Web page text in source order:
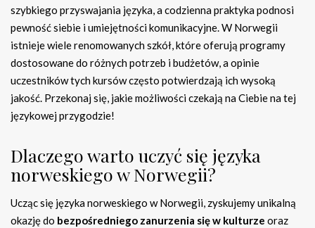
szybkiego przyswajania języka, a codzienna praktyka podnosi
pewność siebie i umiejętności komunikacyjne. W Norwegii
istnieje wiele renomowanych szkół, które oferują programy
dostosowane do różnych potrzeb i budżetów, a opinie
uczestników tych kursów często potwierdzają ich wysoką
jakość. Przekonaj się, jakie możliwości czekają na Ciebie na tej
językowej przygodzie!
Dlaczego warto uczyć się języka
norweskiego w Norwegii?
Ucząc się języka norweskiego w Norwegii, zyskujemy unikalną
okazję do bezpośredniego zanurzenia się w kulturze oraz